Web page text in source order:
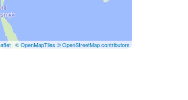
| © OpenMapTiles © OpenStreetMap contributors